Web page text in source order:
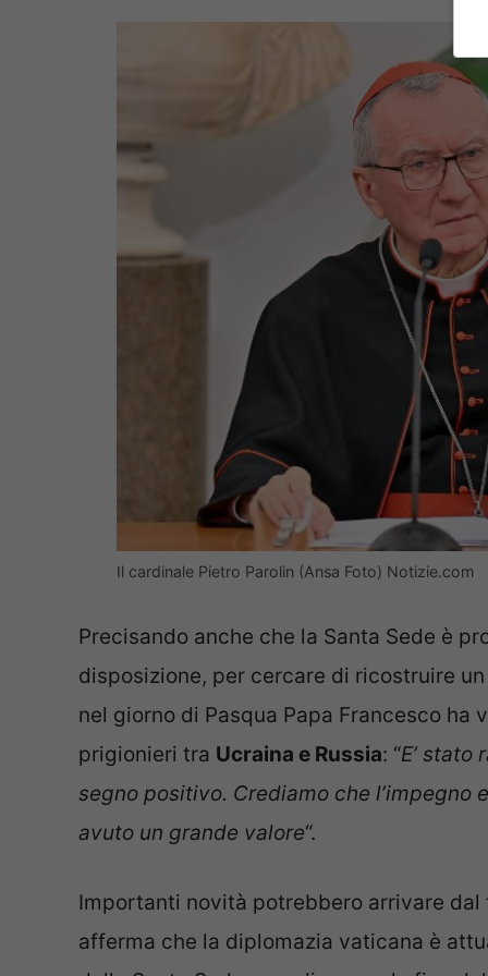
Il cardinale Pietro Parolin (Ansa Foto) Notizie.com
Precisando anche che la Santa Sede è
disposizione, per cercare di ricostruire
nel giorno di Pasqua Papa Francesco
prigionieri tra Ucraina e Russia: “E’ stato
segno positivo. Crediamo che l’impegno
avuto un grande valore“.
Importanti novità potrebbero arrivare dal
afferma che la diplomazia vaticana è